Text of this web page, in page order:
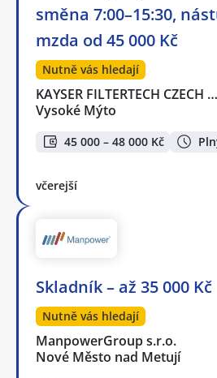
směna 7:00–15:30,
mzda od 45 000 Kč
Nutně vás hledají
KAYSER FILTERTECH CZECH …
Vysoké Mýto
45 000 – 48 000 Kč
včerejší
Skladník – až 35 000 Kč
Nutně vás hledají
ManpowerGroup s.r.o.
Nové Město nad Metují